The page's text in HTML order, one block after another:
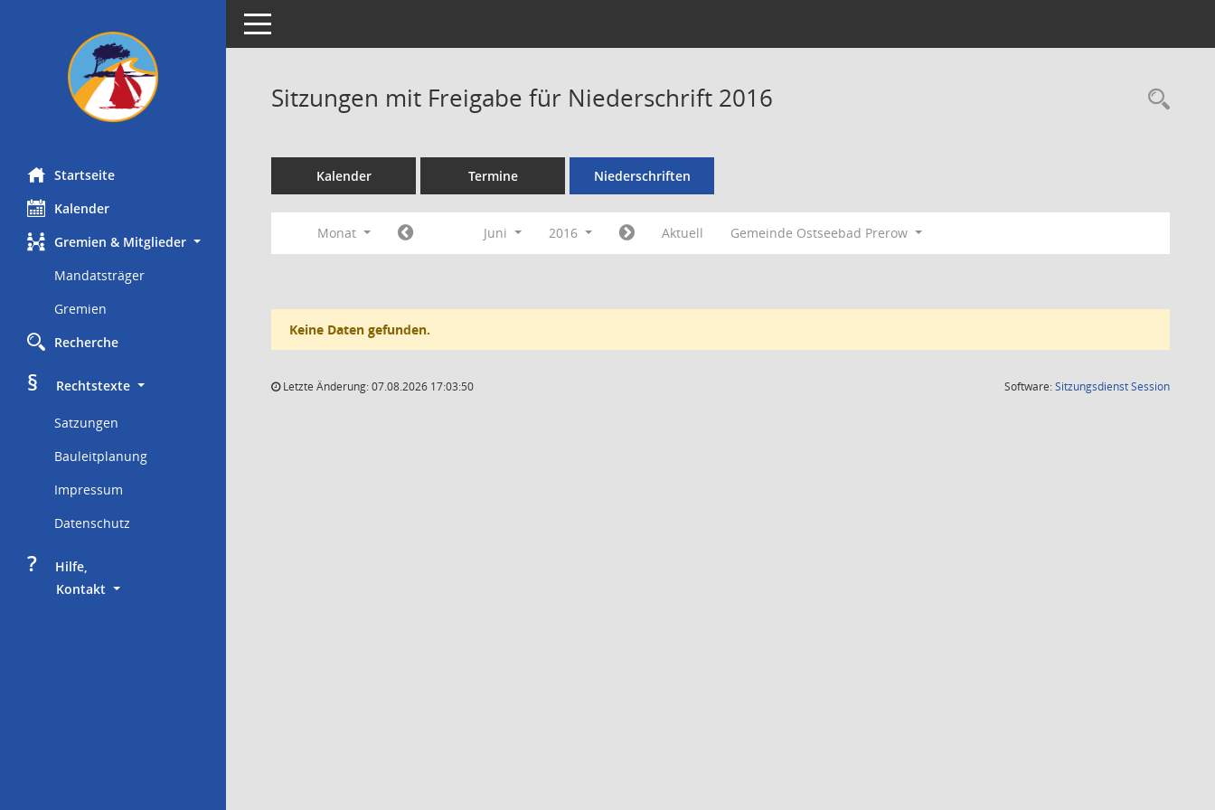
Startseite
Kalender
Gremien & Mitglieder
Mandatsträger
Gremien
Recherche
§
     Rechtstexte
Satzungen
Bauleitplanung
Impressum
Datenschutz
?
     Hilfe,
Kontakt
Toggle navigation
Sitzungen mit Freigabe für Niederschrift 2016
Kalender Termine Niederschriften
Monat Juni 2016 Aktuell Gemeinde Ostseebad Prerow
Keine Daten gefunden.
Letzte Änderung: 07.08.2026 17:03:50 Software:SitzungsdienstSession(Wird in